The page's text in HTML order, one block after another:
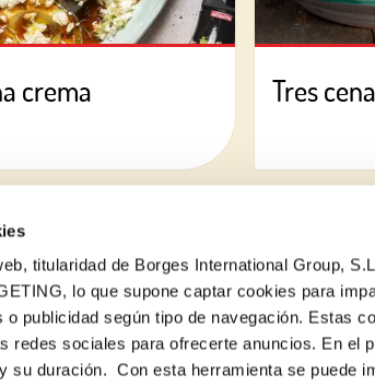
titularidad de Borges International Group,
lo que supone captar cookies para
publicidad según tipo de navegación. Estas
redes sociales para ofrecerte anuncios. En el
su duración. Con esta herramienta se puede
crema Tres
¿Quieres conocer todas nuestras
Suscríbete a la newsletter de Borges